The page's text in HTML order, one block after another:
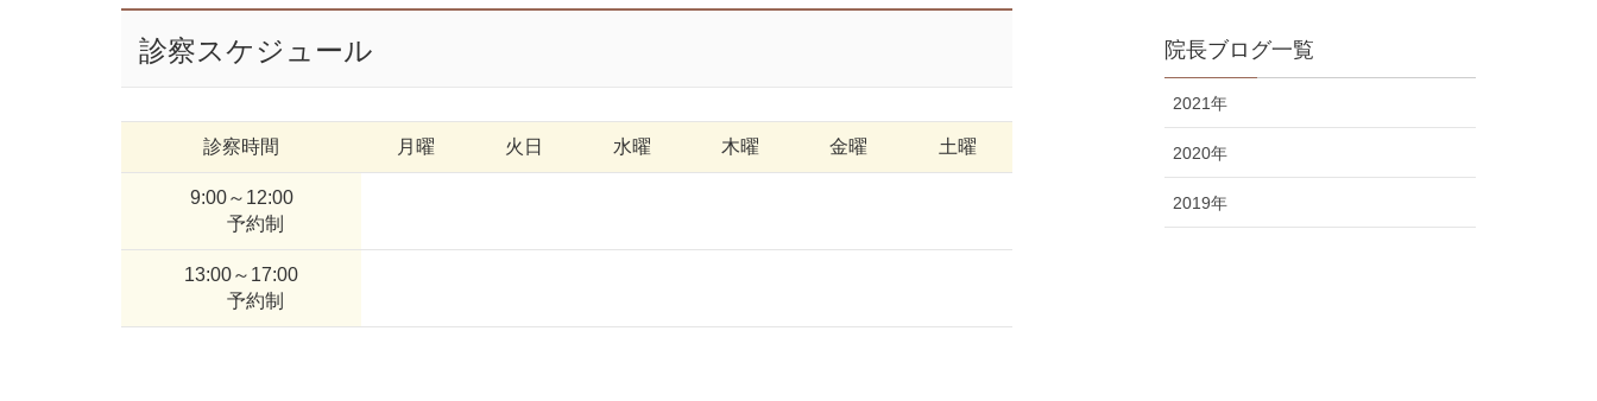
診察スケジュール
診察時間 月曜 火日 水曜 木曜 金曜 土曜
9:00～12:00
予約制
13:00～17:00
予約制
院長ブログ一覧
2021年
2020年
2019年